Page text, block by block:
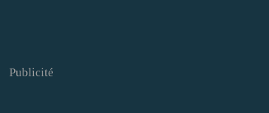
Publicité